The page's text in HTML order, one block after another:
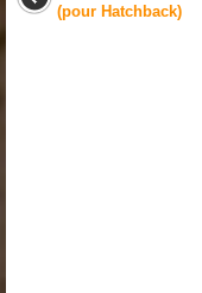
(pour Hatchback)